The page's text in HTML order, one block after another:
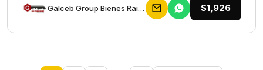
Galceb Group Bienes Raices $1,926